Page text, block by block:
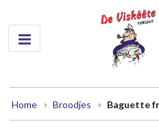
Home Broodjes Baguette